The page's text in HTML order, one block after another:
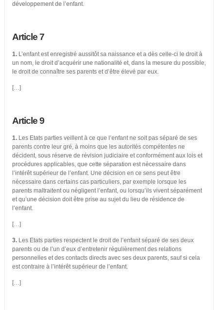
développement de l’enfant.
Article 7
1.L’enfant est enregistré aussitôt sa naissance et a dès celle-ci le droit à
un nom, le droit d’acquérir une nationalité et, dans la mesure du possible,
le droit de connaître ses parents et d’être élevé par eux.
[…]
Article 9
1.Les Etats parties veillent à ce que l’enfant ne soit pas séparé de ses
parents contre leur gré, à moins que les autorités compétentes ne
décident, sous réserve de révision judiciaire et conformément aux lois et
procédures applicables, que cette séparation est nécessaire dans
l’intérêt supérieur de l’enfant. Une décision en ce sens peut être
nécessaire dans certains cas particuliers, par exemple lorsque les
parents maltraitent ou négligent l’enfant, ou lorsqu’ils vivent séparément
et qu’une décision doit être prise au sujet du lieu de résidence de
l’enfant.
[…]
3.Les Etats parties respectent le droit de l’enfant séparé de ses deux
parents ou de l’un d’eux d’entretenir régulièrement des relations
personnelles et des contacts directs avec ses deux parents, sauf si cela
est contraire à l’intérêt supérieur de l’enfant.
[…]